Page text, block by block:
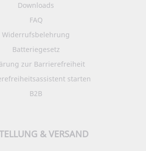
Downloads
FAQ
Widerrufsbelehrung
Batteriegesetz
zur Barrierefreiheit
starten
B2B
& VERSAND